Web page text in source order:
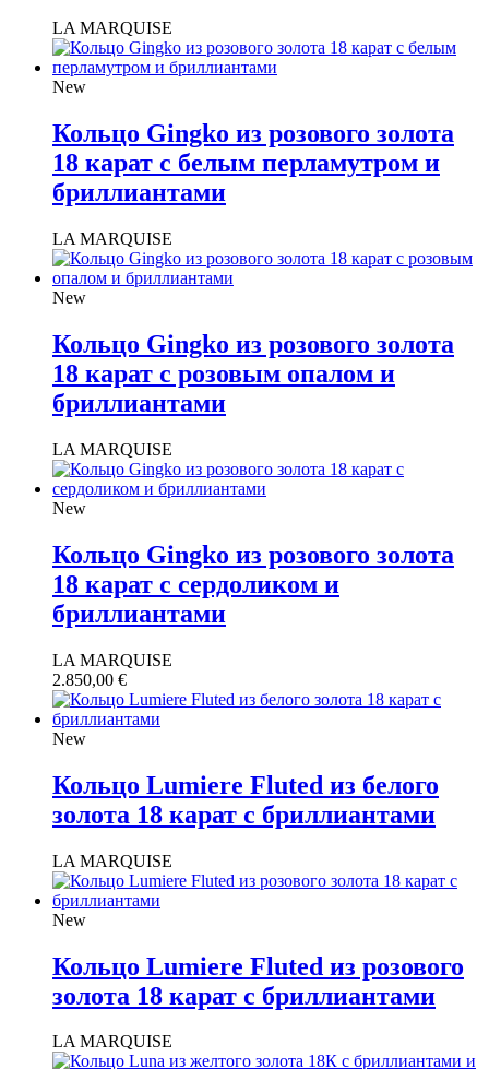
LA MARQUISE
New
Кольцо Gingko из розового золота
18 карат с белым перламутром и
бриллиантами
LA MARQUISE
New
Кольцо Gingko из розового золота
18 карат с розовым опалом и
бриллиантами
LA MARQUISE
New
Кольцо Gingko из розового золота
18 карат с сердоликом и
бриллиантами
LA MARQUISE
2.850,00 €
New
Кольцо Lumiere Fluted из белого
золота 18 карат с бриллиантами
LA MARQUISE
New
Кольцо Lumiere Fluted из розового
золота 18 карат с бриллиантами
LA MARQUISE